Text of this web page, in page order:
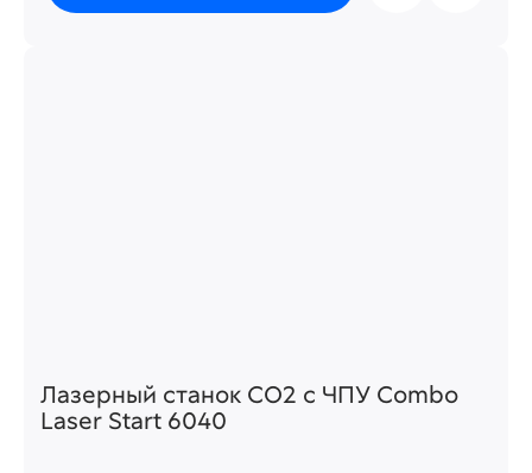
Лазерный станок СО2 c ЧПУ Combo
Laser Start 6040